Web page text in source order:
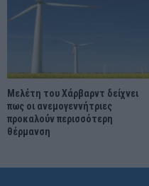
Μελέτη του Χάρβαρντ δείχνει
πως οι ανεμογεννήτριες
προκαλούν περισσότερη
θέρμανση